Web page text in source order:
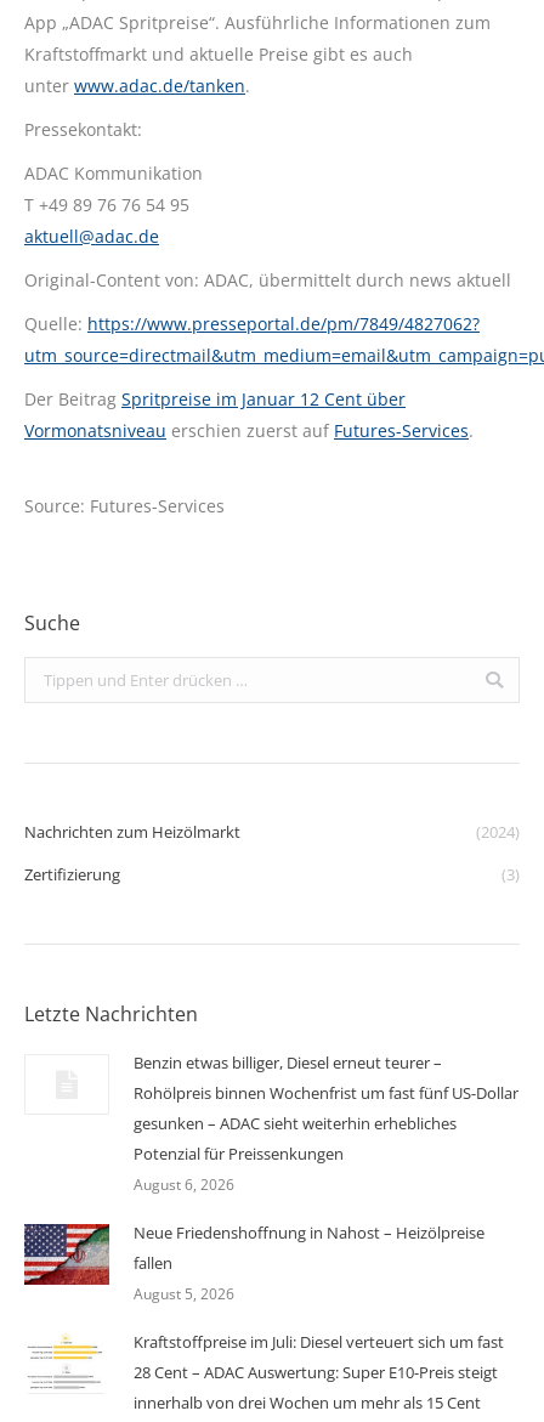
App „ADAC Spritpreise“. Ausführliche Informationen zum
Kraftstoffmarkt und aktuelle Preise gibt es auch
unter www.adac.de/tanken.
Pressekontakt:
ADAC Kommunikation
T +49 89 76 76 54 95
aktuell@adac.de
Original-Content von: ADAC, übermittelt durch news aktuell
Quelle: https://www.presseportal.de/pm/7849/4827062?
Der Beitrag Spritpreise im Januar 12 Cent über
Vormonatsniveau erschien zuerst auf Futures-Services.
Source: Futures-Services
Suche
Search:
Nachrichten zum Heizölmarkt
(2024)
Zertifizierung
(3)
Letzte Nachrichten
Benzin etwas billiger, Diesel erneut teurer –
Rohölpreis binnen Wochenfrist um fast fünf US-Dollar
gesunken – ADAC sieht weiterhin erhebliches
Potenzial für Preissenkungen
August 6, 2026
Neue Friedenshoffnung in Nahost – Heizölpreise
fallen
August 5, 2026
Kraftstoffpreise im Juli: Diesel verteuert sich um fast
28 Cent – ADAC Auswertung: Super E10-Preis steigt
innerhalb von drei Wochen um mehr als 15 Cent